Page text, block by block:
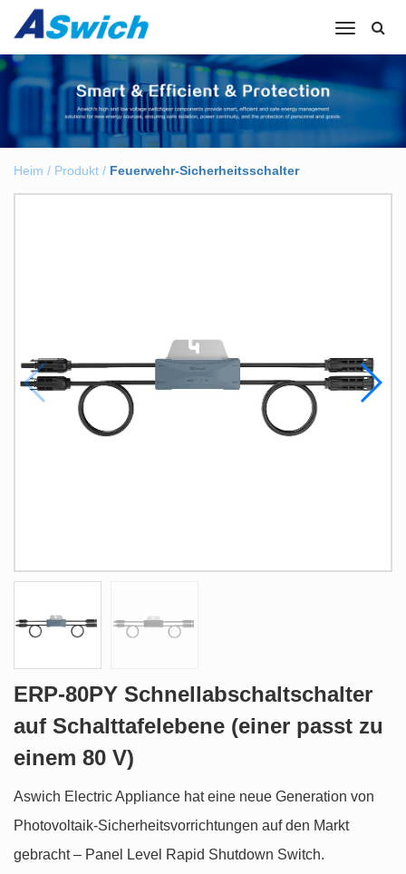
Navigation
Heim / Produkt / Feuerwehr-Sicherheitsschalter
ERP-80PY Schnellabschaltschalter
auf Schalttafelebene (einer passt zu
einem 80 V)
Aswich Electric Appliance hat eine neue Generation von
Photovoltaik-Sicherheitsvorrichtungen auf den Markt
gebracht – Panel Level Rapid Shutdown Switch.